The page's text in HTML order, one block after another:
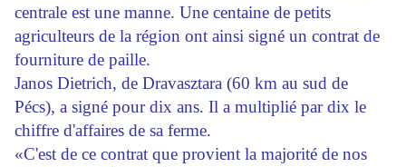
centrale est une manne. Une centaine de petits
agriculteurs de la région ont ainsi signé un contrat de
fourniture de paille.
Janos Dietrich, de Dravasztara (60 km au sud de
Pécs), a signé pour dix ans. Il a multiplié par dix le
chiffre d'affaires de sa ferme.
«C'est de ce contrat que provient la majorité de nos